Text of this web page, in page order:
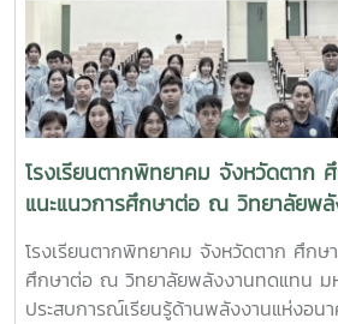
มหาวิทยาลัยแม่โจ้ พร้อมส่งต่อองค์ความ
และพัฒนากำลังคนรุ่นใหม่ให้มีทักษะและส
พลังงานแห่งอนาคต เพื่อร่วมขับเคลื่อน
สะอาดและการพัฒนาที่ยั่งยืน
งานและให้ข้อเสนอแนะที่เป็นประโยชน์แก่ผู้
ได้แก่- ผู้ช่วยศาสตราจารย์ ดร.ภคมน ปิ
ศาสตราจารย์ ดร.รจพรรณ นิรัญศิลป์- อ
กันทะหล้า นักศึกษาได้นำเสนอองค์ความ
งานจริง พร้อมแลกเปลี่ยนประสบการณ์
และการประยุกต์ใช้ความรู้ด้านวิศวกรรมใ
สะท้อนถึงการพัฒนาทักษะทั้งด้านวิชาการ
สื่อสาร และการทำงานร่วมกับผู้อื่นบรรยาก
ด้วยความเรียบร้อยและเต็มไปด้วยการแล
กรรมการได้ให้ข้อเสนอแนะที่เป็นประโย
ศักยภาพของนักศึกษาให้มีความพร้อมสำห
โรงเรียนตากพิทยาคม จังหวัดตาก
แนะแนวการศึกษาต่อ ณ วิทยาลัยพ
มหาวิทยาลัยแม่โจ้ เปิดประสบการณ์
แห่งอนาคต
โรงเรียนตากพิทยาคม จังหวัดตาก ศึกษา
ศึกษาต่อ ณ วิทยาลัยพลังงานทดแทน มห
ประสบการณ์เรียนรู้ด้านพลังงาน